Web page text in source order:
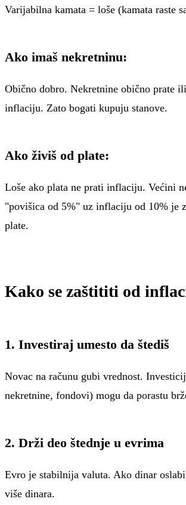
Varijabilna kamata = loše (kamata raste
Ako imaš nekretninu:
Obično dobro. Nekretnine obično prate
inflaciju. Zato bogati kupuju stanove.
Ako živiš od plate:
Loše ako plata ne prati inflaciju. Većini
"povišica od 5%" uz inflaciju od 10% je
plate.
Kako se zaštititi od
1. Investiraj umesto da štediš
Novac na računu gubi vrednost.
nekretnine, fondovi) mogu da porastu
2. Drži deo štednje u evrima
Evro je stabilnija valuta. Ako dinar
više dinara.